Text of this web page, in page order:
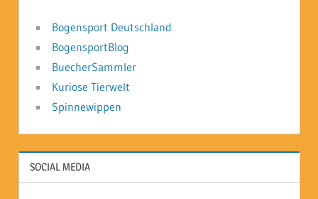
Bogensport Deutschland
BogensportBlog
BuecherSammler
Kuriose Tierwelt
Spinnewippen
SOCIAL MEDIA